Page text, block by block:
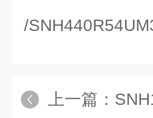
/
上一篇：